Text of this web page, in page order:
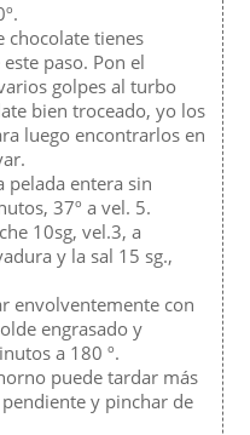
chocolate tienes
paso. Pon el
golpes al turbo
bien troceado, yo los
luego encontrarlos en
pelada entera sin
37º a vel. 5.
10sg, vel.3, a
y la sal 15 sg.,
envolventemente con
engrasado y
a 180 º.
puede tardar más
y pinchar de